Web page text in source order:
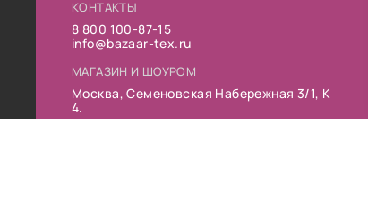
КОНТАКТЫ
8 800 100-87-15
info@bazaar-tex.ru
МАГАЗИН И ШОУРОМ
Москва, Семеновская Набережная 3/1, К
4.